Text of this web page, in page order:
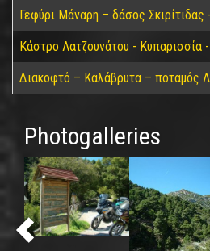
Γεφύρι Μάναρη – δάσος
Κάστρο Λατζουνάτου - Κυπαρισσία
Διακοφτό – Καλάβρυτα – ποταμός
Photogalleries